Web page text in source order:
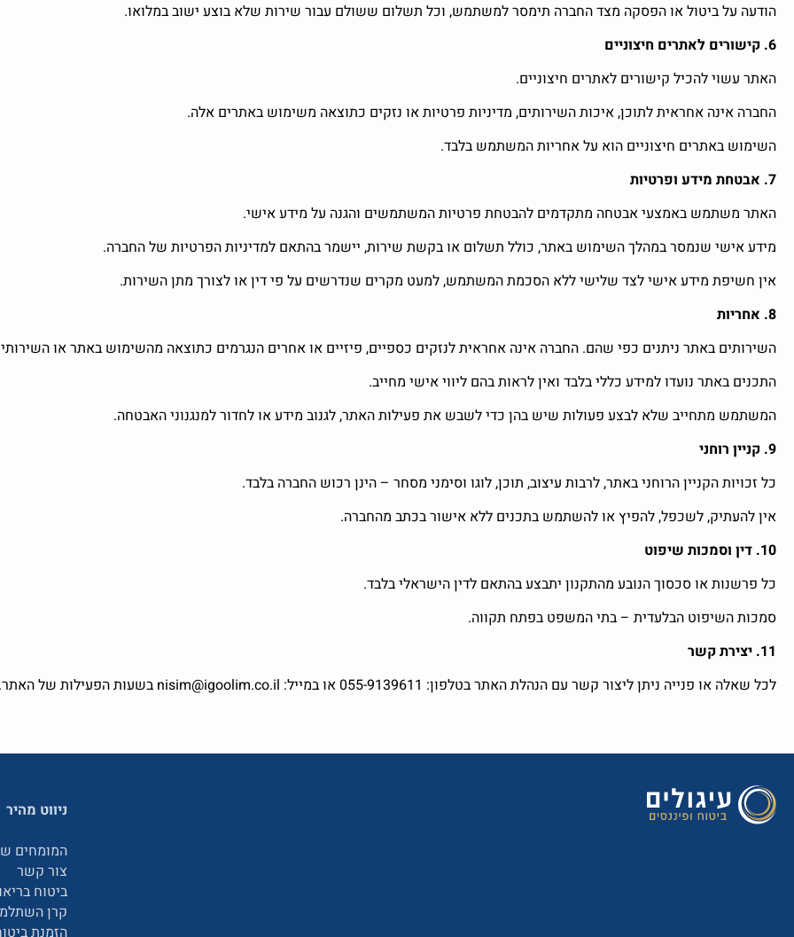
הודעה על ביטול או הפסקה מצד החברה תימסר למשתמש, וכל תשלום ששולם עבור שירות שלא בוצע ישוב במלואו.
6. קישורים לאתרים חיצוניים
האתר עשוי להכיל קישורים לאתרים חיצוניים.
החברה אינה אחראית לתוכן, איכות השירותים, מדיניות פרטיות או נזקים כתוצאה משימוש באתרים אלה.
השימוש באתרים חיצוניים הוא על אחריות המשתמש בלבד.
7. אבטחת מידע ופרטיות
האתר משתמש באמצעי אבטחה מתקדמים להבטחת פרטיות המשתמשים והגנה על מידע אישי.
מידע אישי שנמסר במהלך השימוש באתר, כולל תשלום או בקשת שירות, יישמר בהתאם למדיניות הפרטיות של החברה.
אין חשיפת מידע אישי לצד שלישי ללא הסכמת המשתמש, למעט מקרים שנדרשים על פי דין או לצורך מתן השירות.
8. אחריות
השירותים באתר ניתנים כפי שהם. החברה אינה אחראית לנזקים כספיים, פיזיים או אחרים הנגרמים כתוצאה מהשימוש באתר או
התכנים באתר נועדו למידע כללי בלבד ואין לראות בהם ליווי אישי מחייב.
המשתמש מתחייב שלא לבצע פעולות שיש בהן כדי לשבש את פעילות האתר, לגנוב מידע או לחדור למנגנוני האבטחה.
9. קניין רוחני
כל זכויות הקניין הרוחני באתר, לרבות עיצוב, תוכן, לוגו וסימני מסחר – הינן רכוש החברה בלבד.
אין להעתיק, לשכפל, להפיץ או להשתמש בתכנים ללא אישור בכתב מהחברה.
10. דין וסמכות שיפוט
כל פרשנות או סכסוך הנובע מהתקנון יתבצע בהתאם לדין הישראלי בלבד.
סמכות השיפוט הבלעדית – בתי המשפט בפתח תקווה.
11. יצירת קשר
לכל שאלה או פנייה ניתן ליצור קשר עם הנהלת האתר בטלפון: 055-9139611 או במייל: nisim@igoolim.co.il בשעות הפעילות של האתר.
ניווט מהיר
המומחים
צור קשר
ביטוח
קרן
הזמנת